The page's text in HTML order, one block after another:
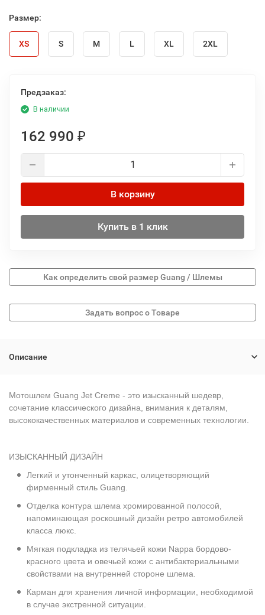
Размер:
XS S M L XL 2XL
Предзаказ:
В наличии
162 990 ₽
В корзину
Купить в 1 клик
Как определить свой размер Guang / Шлемы
Описание
Мотошлем Guang Jet Creme - это изысканный шедевр,
сочетание классического дизайна, внимания к деталям,
высококачественных материалов и современных технологии.
ИЗЫСКАННЫЙ ДИЗАЙН
Легкий и утонченный каркас, олицетворяющий
фирменный стиль Guang.
Отделка контура шлема хромированной полосой,
напоминающая роскошный дизайн ретро автомобилей
класса люкс.
Мягкая подкладка из телячьей кожи Nappa бордово-
красного цвета и овечьей кожи с антибактериальными
свойствами на внутренней стороне шлема.
Карман для хранения личной информации, необходимой
в случае экстренной ситуации.